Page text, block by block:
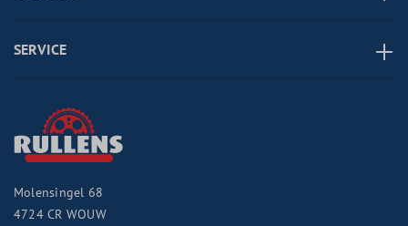
SERVICE
Molensingel 68
4724 CR WOUW